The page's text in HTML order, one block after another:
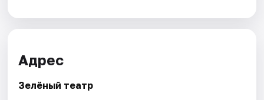
Адрес
Зелёный театр